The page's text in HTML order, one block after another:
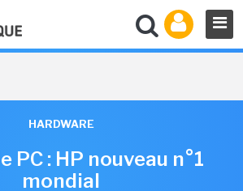
HARDWARE
PC : HP nouveau n°1
mondial